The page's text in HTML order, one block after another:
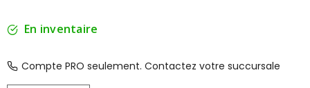
En inventaire
Compte PRO seulement. Contactez votre succursale